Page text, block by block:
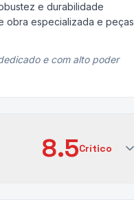
e durabilidade
obra especializada e peças
e com alto poder
8.5Crítico